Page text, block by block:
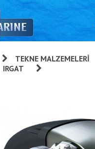
TEKNE MALZEMELERI
IRGAT